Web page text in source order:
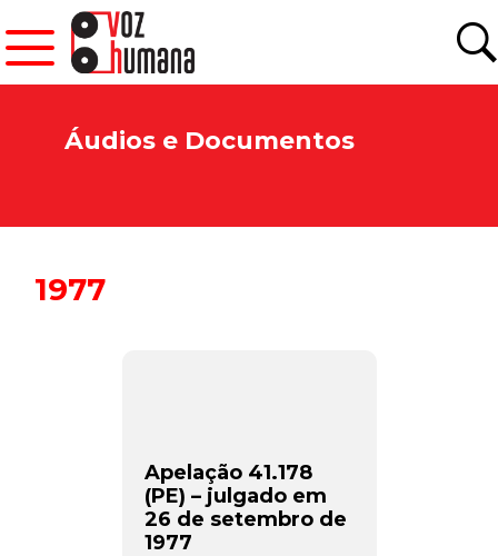
Áudios e Documentos
1977
Apelação 41.178
(PE) – julgado em
26 de setembro de
1977